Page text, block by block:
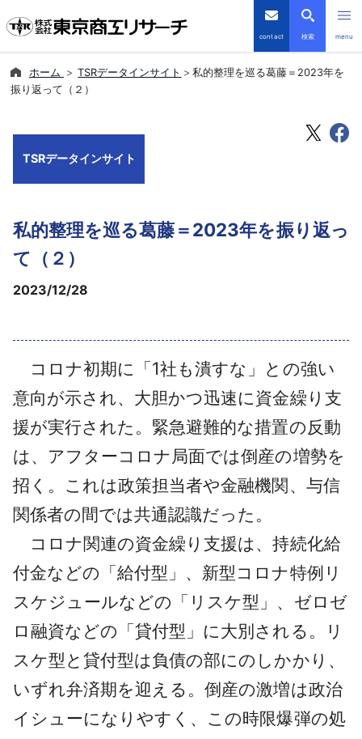
contact 検索 menu
導入事例
採用情報
よくあるご質問
English
ホーム TSRデータインサイト
私的整理を巡る葛藤＝2023年を
振り返って（２）
TSRデータインサイト
私的整理を巡る葛藤＝2023年を振り返っ
て（２）
2023/12/28
コロナ初期に「1社も潰すな」との強い
意向が示され、大胆かつ迅速に資金繰り支
援が実行された。緊急避難的な措置の反動
は、アフターコロナ局面では倒産の増勢を
招く。これは政策担当者や金融機関、与信
関係者の間では共通認識だった。
コロナ関連の資金繰り支援は、持続化給
付金などの「給付型」、新型コロナ特例リ
スケジュールなどの「リスケ型」、ゼロゼ
ロ融資などの「貸付型」に大別される。リ
スケ型と貸付型は負債の部にのしかかり、
いずれ弁済期を迎える。倒産の激増は政治
イシューになりやすく、この時限爆弾の処